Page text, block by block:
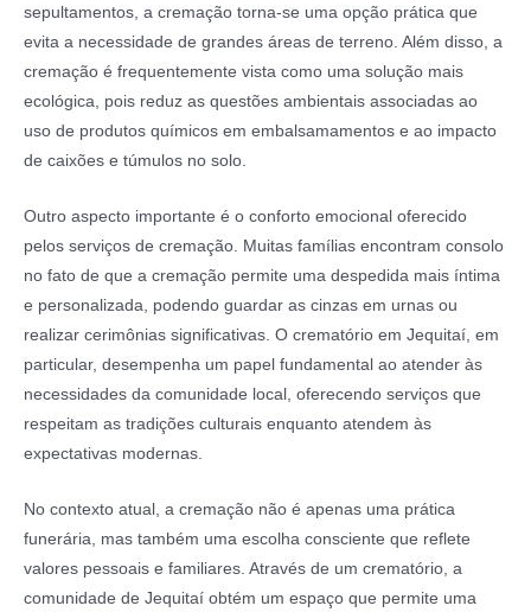
sepultamentos, a cremação torna-se uma opção prática que
evita a necessidade de grandes áreas de terreno. Além disso, a
cremação é frequentemente vista como uma solução mais
ecológica, pois reduz as questões ambientais associadas ao
uso de produtos químicos em embalsamamentos e ao impacto
de caixões e túmulos no solo.
Outro aspecto importante é o conforto emocional oferecido
pelos serviços de cremação. Muitas famílias encontram consolo
no fato de que a cremação permite uma despedida mais íntima
e personalizada, podendo guardar as cinzas em urnas ou
realizar cerimônias significativas. O crematório em Jequitaí, em
particular, desempenha um papel fundamental ao atender às
necessidades da comunidade local, oferecendo serviços que
respeitam as tradições culturais enquanto atendem às
expectativas modernas.
No contexto atual, a cremação não é apenas uma prática
funerária, mas também uma escolha consciente que reflete
valores pessoais e familiares. Através de um crematório, a
comunidade de Jequitaí obtém um espaço que permite uma